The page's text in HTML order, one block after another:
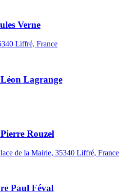
Verne
Liffré, France
Lagrange
Rouzel
de la Mairie, 35340 Liffré, France
Paul Féval